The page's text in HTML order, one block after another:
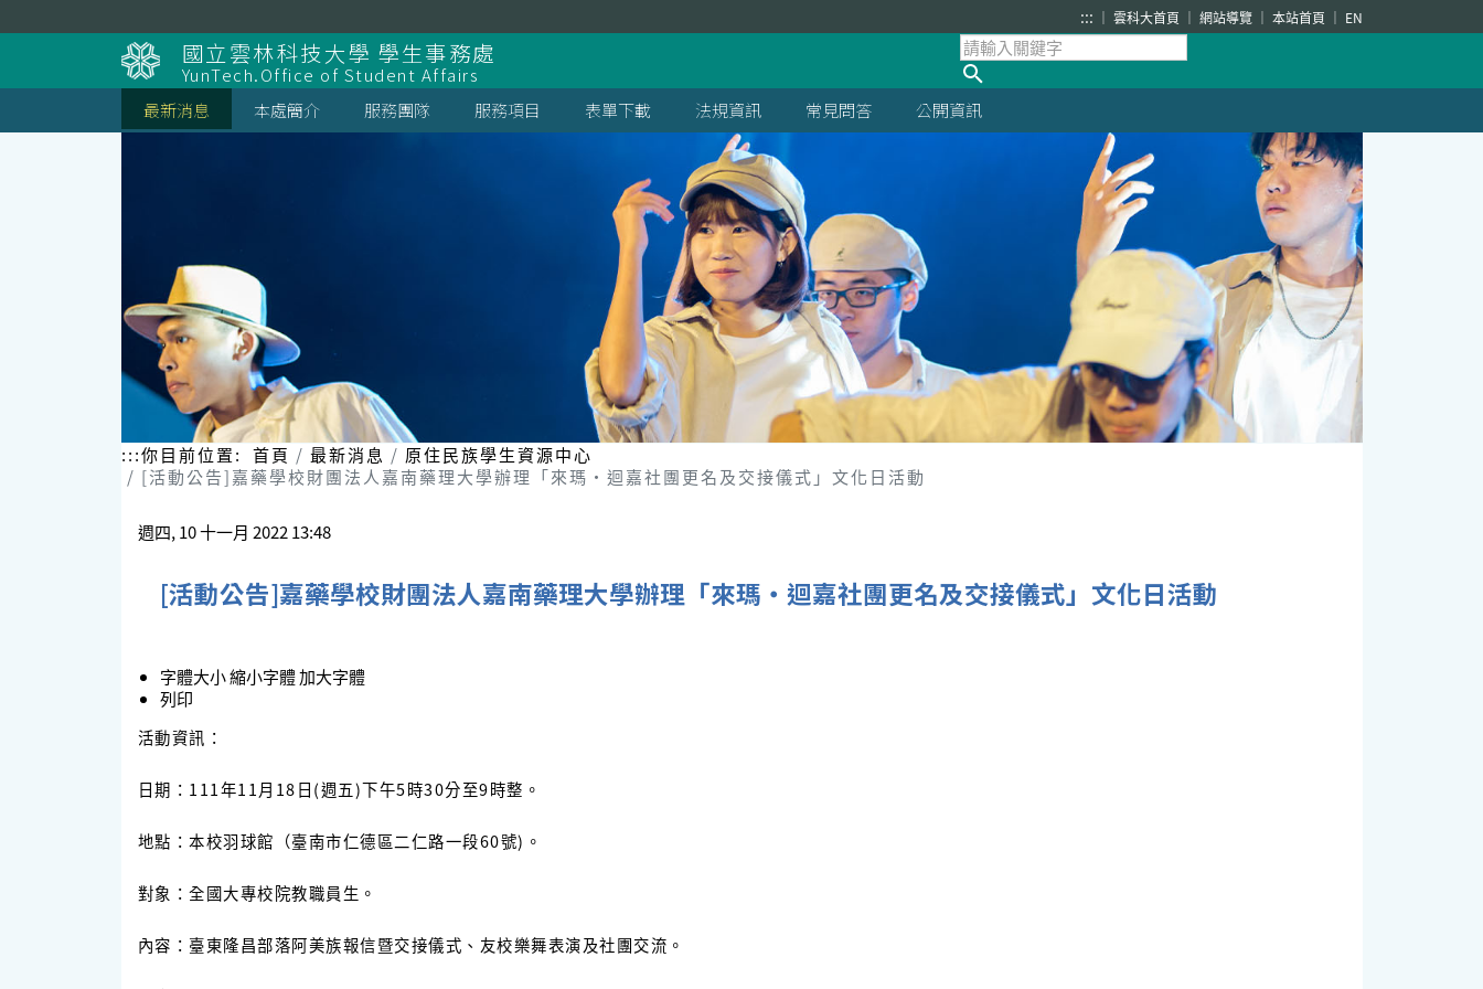
到
主
要
內
容
::: 雲科大首頁 網站導覽 本站首頁 EN
國立雲林科技大學 學生事務處
YunTech.Office of Student Affairs
最新消息
本處簡介 服務團隊 服務項目 表單下載 法規資訊 常見問答 公開資訊
:::你目前位置: 首頁 最新消息
原住民族學生資源中心
[活動公告]嘉藥學校財團法人嘉南藥理大學辦理「來瑪‧迴嘉社團更名及交接儀式」文化日活動
週四, 10 十一月 2022 13:48
[活動公告]嘉藥學校財團法人嘉南藥理大學辦理「來瑪‧迴嘉社團更名及交接儀式」文化日活動
字體大小縮小字體加大字體
列印
活動資訊：
日期：111年11月18日(週五)下午5時30分至9時整。
地點：本校羽球館（臺南市仁德區二仁路一段60號)。
對象：全國大專校院教職員生。
內容：臺東隆昌部落阿美族報信暨交接儀式、友校樂舞表演及社團交流。